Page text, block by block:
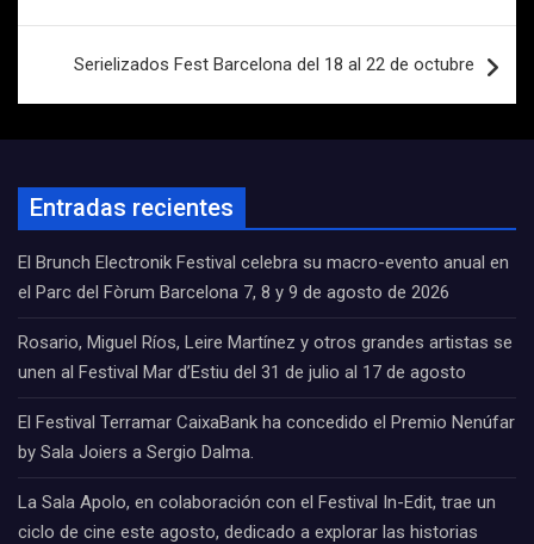
Serielizados Fest Barcelona del 18 al 22 de octubre
Entradas recientes
El Brunch Electronik Festival celebra su macro-evento anual en
el Parc del Fòrum Barcelona 7, 8 y 9 de agosto de 2026
Rosario, Miguel Ríos, Leire Martínez y otros grandes artistas se
unen al Festival Mar d’Estiu del 31 de julio al 17 de agosto
El Festival Terramar CaixaBank ha concedido el Premio Nenúfar
by Sala Joiers a Sergio Dalma.
La Sala Apolo, en colaboración con el Festival In-Edit, trae un
ciclo de cine este agosto, dedicado a explorar las historias